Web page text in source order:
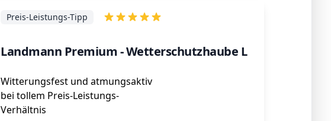
Landmann Premium - Wetterschutzhaube L
Preis-Leistungs-Tipp
Witterungsfest und atmungsaktiv
bei tollem Preis-Leistungs-
Verhältnis